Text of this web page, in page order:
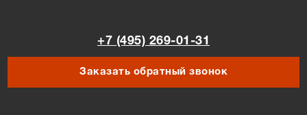
+7 (495) 269-01-31
Заказать обратный звонок